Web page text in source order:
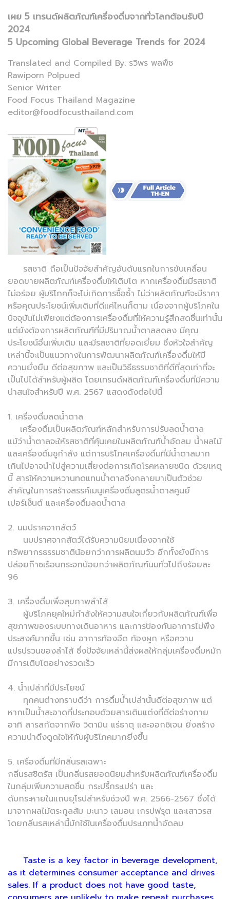
เผย 5 เทรนด์ผลิตภัณฑ์เครื่องดื่มจากทั่วโลกต้อนรับปี
2024
5 Upcoming Global Beverage Trends for 2024
Translated and Compiled By: รวิพร พลพืช
Rawiporn Polpued
Senior Writer
Food Focus Thailand Magazine
editor@foodfocusthailand.com
รสชาติ ถือเป็นปัจจัยสำคัญอันดับแรกในการขับเคลื่อน
ยอดขายผลิตภัณฑ์เครื่องดื่มให้เติบโต หากเครื่องดื่มมีรสชาติ
ไม่อร่อย ผู้บริโภคก็จะไม่เกิดการซื้อซ้ำ ไม่ว่าผลิตภัณฑ์จะมีราคา
หรือคุณประโยชน์เพิ่มเติมที่ดีแค่ไหนก็ตาม เนื่องจากผู้บริโภคใน
ปัจจุบันไม่เพียงแต่ต้องการเครื่องดื่มที่ให้ความรู้สึกสดชื่นเท่านั้น
แต่ยังต้องการผลิตภัณฑ์ที่มีปริมาณน้ำตาลลดลง มีคุณ
ประโยชน์อื่นเพิ่มเติม และมีรสชาติที่ยอดเยี่ยม ซึ่งหัวใจสำคัญ
เหล่านี้จะเป็นแนวทางในการพัฒนาผลิตภัณฑ์เครื่องดื่มให้มี
ความยั่งยืน ดีต่อสุขภาพ และเป็นวิธีธรรมชาติที่ดีที่สุดเท่าที่จะ
เป็นไปได้สำหรับผู้ผลิต โดยเทรนด์ผลิตภัณฑ์เครื่องดื่มที่มีความ
น่าสนใจสำหรับปี พ.ศ. 2567 แสดงดังต่อไปนี้
1. เครื่องดื่มลดน้ำตาล
เครื่องดื่มเป็นผลิตภัณฑ์หลักสำหรับการปรับลดน้ำตาล
แม้ว่าน้ำตาลจะให้รสชาติที่คุ้นเคยในผลิตภัณฑ์น้ำอัดลม น้ำผลไม้
และเครื่องดื่มชูกำลัง แต่การบริโภคเครื่องดื่มที่มีน้ำตาลมาก
เกินไปอาจนำไปสู่ความเสี่ยงต่อการเกิดโรคหลายชนิด ด้วยเหตุ
นี้ สารให้ความหวานทดแทนน้ำตาลจึงกลายมาเป็นตัวช่วย
สำคัญในการสร้างสรรค์เมนูเครื่องดื่มสูตรน้ำตาลศูนย์
เปอร์เซ็นต์ และเครื่องดื่มลดน้ำตาล
2. นมปราศจากสัตว์
นมปราศจากสัตว์ได้รับความนิยมเนื่องจากใช้
ทรัพยากรธรรมชาติน้อยกว่าการผลิตนมวัว อีกทั้งยังมีการ
ปล่อยก๊าซเรือนกระจกน้อยกว่าผลิตภัณฑ์นมทั่วไปถึงร้อยละ
96
3. เครื่องดื่มเพื่อสุขภาพลำไส้
ผู้บริโภคยุคใหม่กำลังให้ความสนใจเกี่ยวกับผลิตภัณฑ์เพื่อ
สุขภาพของระบบทางเดินอาหาร และการป้องกันอาการไม่พึง
ประสงค์มากขึ้น เช่น อาการท้องอืด ท้องผูก หรือความ
แปรปรวนของลำไส้ ซึ่งปัจจัยเหล่านี้ส่งผลให้กลุ่มเครื่องดื่มหมัก
มีการเติบโตอย่างรวดเร็ว
4. น้ำเปล่าที่มีประโยชน์
ทุกคนต่างทราบดีว่า การดื่มน้ำเปล่านั้นดีต่อสุขภาพ แต่
หากเป็นน้ำสะอาดที่ประกอบด้วยสารเติมแต่งที่ดีต่อร่างกาย
อาทิ สารสกัดจากพืช วิตามิน แร่ธาตุ และออกซิเจน ยิ่งสร้าง
ความน่าดึงดูดใจให้กับผู้บริโภคมากยิ่งขึ้น
5. เครื่องดื่มที่มีกลิ่นรสเฉพาะ
กลิ่นรสซิตรัส เป็นกลิ่นรสยอดนิยมสำหรับผลิตภัณฑ์เครื่องดื่ม
ในกลุ่มเพิ่มความสดชื่น กระปรี้กระเปร่า และ
ดับกระหายในแถบยุโรปสำหรับช่วงปี พ.ศ. 2566-2567 ซึ่งได้
มาจากผลไม้ตระกูลส้ม มะนาว เลมอน เกรปฟรุต และเสาวรส
โดยกลิ่นรสเหล่านี้มักใช้ในเครื่องดื่มประเภทน้ำอัดลม
Taste is a key factor in beverage development,
as it determines consumer acceptance and drives
sales. If a product does not have good taste,